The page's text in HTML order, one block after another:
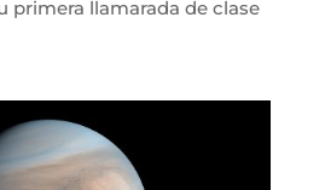
primera llamarada de clase